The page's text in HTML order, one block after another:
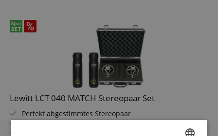
Lewitt LCT 040 MATCH Stereopaar Set
Perfekt abgestimmtes Stereopaar
Entwickelt für Akustikgitarre und Drums